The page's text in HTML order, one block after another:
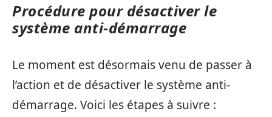
Procédure pour désactiver le
système anti-démarrage
Le moment est désormais venu de passer à
l’action et de désactiver le système anti-
démarrage. Voici les étapes à suivre :